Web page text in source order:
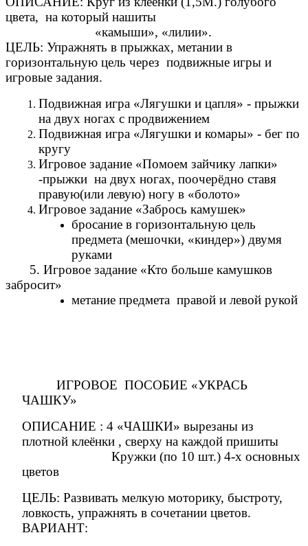
цвета, на который нашиты
«камыши», «лилии».
ЦЕЛЬ: Упражнять в прыжках, метании в
горизонтальную цель через подвижные игры и
игровые задания.
Подвижная игра «Лягушки и цапля» - прыжки
на двух ногах с продвижением
Подвижная игра «Лягушки и комары» - бег по
кругу
Игровое задание «Помоем зайчику лапки»
-прыжки на двух ногах, поочерёдно ставя
правую(или левую) ногу в «болото»
Игровое задание «Забрось камушек»
бросание в горизонтальную цель
предмета (мешочки, «киндер») двумя
руками
5. Игровое задание «Кто больше камушков
забросит»
метание предмета правой и левой рукой
ИГРОВОЕ ПОСОБИЕ «УКРАСЬ
ЧАШКУ»
ОПИСАНИЕ : 4 «ЧАШКИ» вырезаны из
плотной клеёнки , сверху на каждой пришиты
Кружки (по 10 шт.) 4-х основных
цветов
ЦЕЛЬ: Развивать мелкую моторику, быстроту,
ловкость, упражнять в сочетании цветов.
ВАРИАНТ: